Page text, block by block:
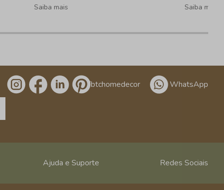
Saiba mais Saiba mais
/btchomedecor WhatsApp
Ajuda e Suporte Redes Sociais